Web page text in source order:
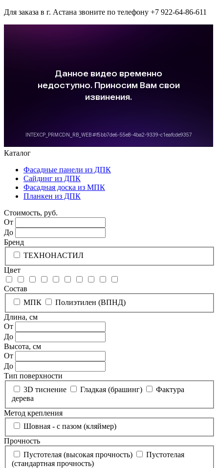
Для заказа в г. Астана звоните по телефону +7 922-64-86-611
Каталог
Фасадные панели из ДПК
Сайдинг из ДПК
Фасадная доска из МПК
Планкен из ДПК
Стоимость, руб.
От
До
Бренд
ТЕХНОНАСТИЛ
Цвет
Состав
МПК
Полиэтилен (ВПНД)
Длина, см
От
До
Высота, см
От
До
Тип поверхности
3D тиснение
Гладкая (брашинг)
Фактура
дерева
Метод крепления
Шовная - с пазом (кляймер)
Прочность
Пустотелая (высокая прочность)
Пустотелая
(стандартная прочность)